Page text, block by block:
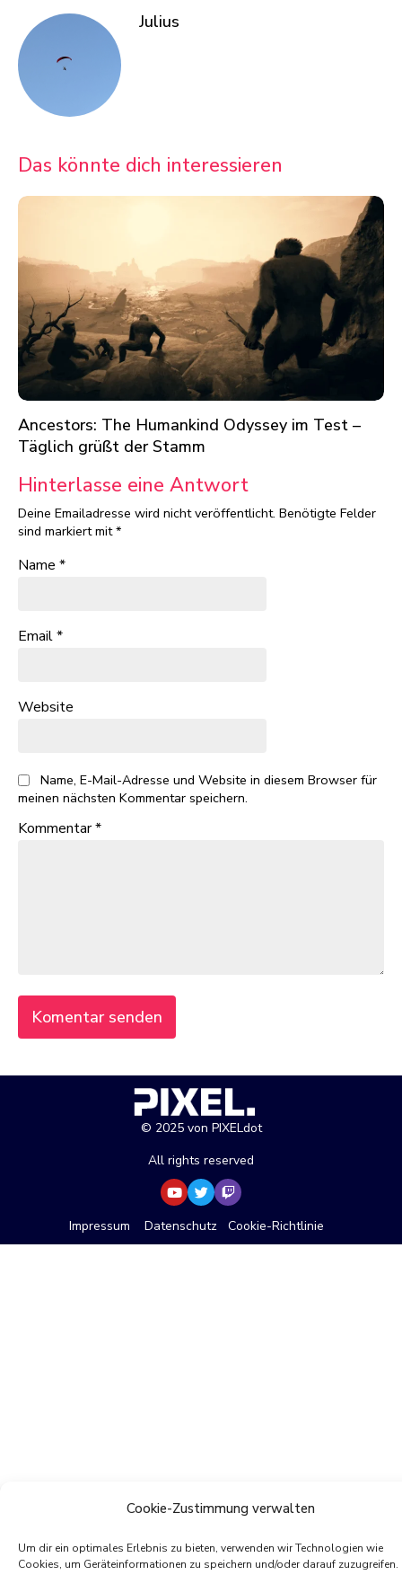
Cookie-Zustimmung verwalten
Um dir ein optimales Erlebnis zu bieten, verwenden wir Technologien wie
Cookies, um Geräteinformationen zu speichern und/oder darauf zuzugreifen.
Julius
Das könnte dich interessieren
Ancestors: The Humankind Odyssey im Test –
Täglich grüßt der Stamm
Hinterlasse eine Antwort
Deine Emailadresse wird nicht veröffentlicht. Benötigte Felder
sind markiert mit*
Name *
Email*
Website
Name, E-Mail-Adresse und Website in diesem Browser für
meinen nächsten Kommentar speichern.
Kommentar*
© 2025 von PIXELdot
All rights reserved
Impressum Datenschutz Cookie-Richtlinie